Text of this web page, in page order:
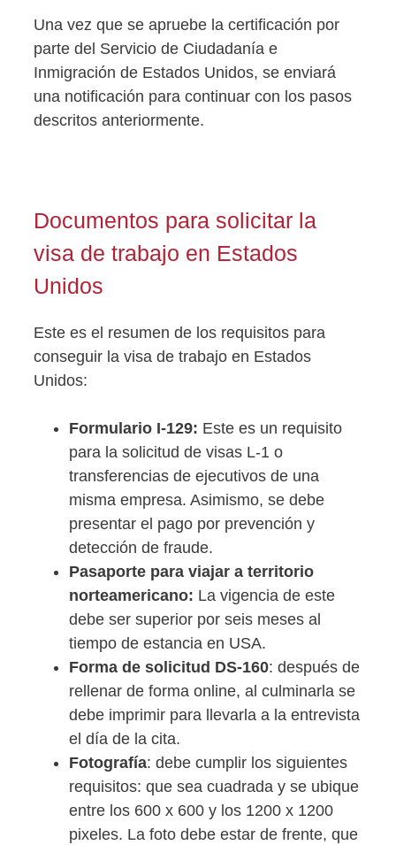
Una vez que se apruebe la certificación por
parte del Servicio de Ciudadanía e
Inmigración de Estados Unidos, se enviará
una notificación para continuar con los pasos
descritos anteriormente.
Documentos para solicitar la
visa de trabajo en Estados
Unidos
Este es el resumen de los requisitos para
conseguir la visa de trabajo en Estados
Unidos:
Formulario I-129: Este es un requisito
para la solicitud de visas L-1 o
transferencias de ejecutivos de una
misma empresa. Asimismo, se debe
presentar el pago por prevención y
detección de fraude.
Pasaporte para viajar a territorio
norteamericano: La vigencia de este
debe ser superior por seis meses al
tiempo de estancia en USA.
Forma de solicitud DS-160: después de
rellenar de forma online, al culminarla se
debe imprimir para llevarla a la entrevista
el día de la cita.
Fotografía: debe cumplir los siguientes
requisitos: que sea cuadrada y se ubique
entre los 600 x 600 y los 1200 x 1200
pixeles. La foto debe estar de frente, que